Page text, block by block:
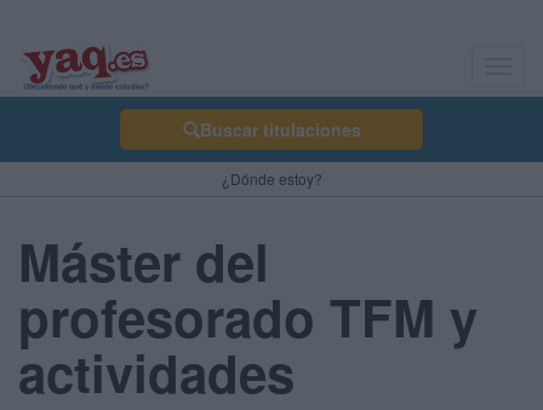
Buscar titulaciones
¿Dónde estoy?
Máster del
profesorado TFM y
actividades